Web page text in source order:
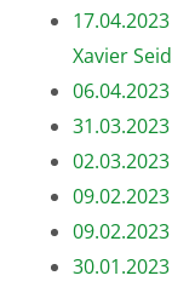
Xavier